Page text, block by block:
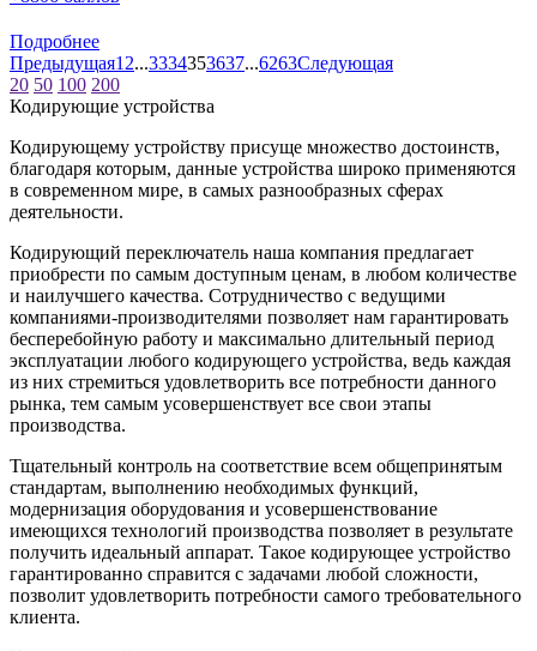
Подробнее
Предыдущая1 2...3334353637...6263Следующая
20 50 100 200
Кодирующие устройства
Кодирующему устройству присуще множество достоинств,
благодаря которым, данные устройства широко применяются
в современном мире, в самых разнообразных сферах
деятельности.
Кодирующий переключатель наша компания предлагает
приобрести по самым доступным ценам, в любом количестве
и наилучшего качества. Сотрудничество с ведущими
компаниями-производителями позволяет нам гарантировать
бесперебойную работу и максимально длительный период
эксплуатации любого кодирующего устройства, ведь каждая
из них стремиться удовлетворить все потребности данного
рынка, тем самым усовершенствует все свои этапы
производства.
Тщательный контроль на соответствие всем общепринятым
стандартам, выполнению необходимых функций,
модернизация оборудования и усовершенствование
имеющихся технологий производства позволяет в результате
получить идеальный аппарат. Такое кодирующее устройство
гарантированно справится с задачами любой сложности,
позволит удовлетворить потребности самого требовательного
клиента.